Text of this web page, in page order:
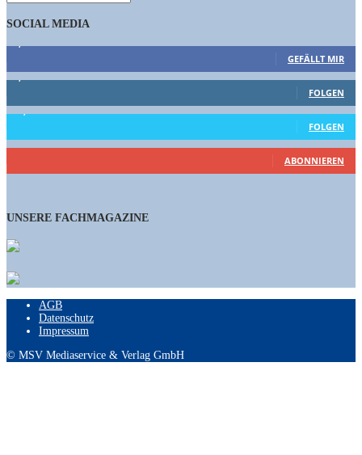
SOCIAL MEDIA
GEFÄLLT MIR
1,662 Follower
FOLGEN
15,658 Follower
FOLGEN
461 Abonnenten
ABONNIEREN
UNSERE FACHMAGAZINE
AGB
Datenschutz
Impressum
© MSV Mediaservice & Verlag GmbH